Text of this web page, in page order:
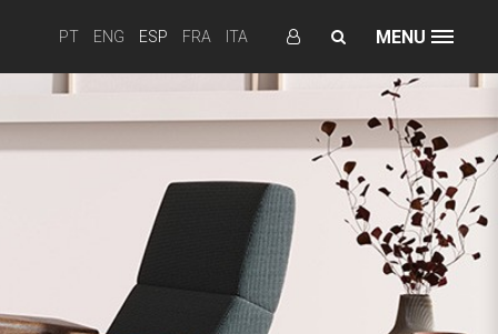
PT ENG ESP FRA ITA MENU